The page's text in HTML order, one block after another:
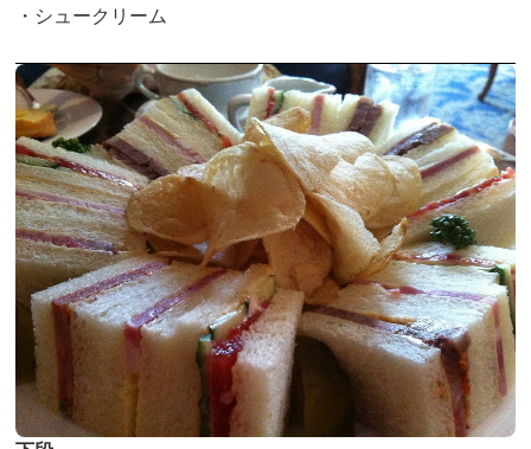
・シュークリーム